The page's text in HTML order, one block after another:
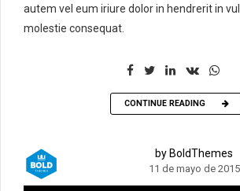
autem vel eum iriure dolor in hendrerit in
molestie consequat.
CONTINUE READING
by BoldThemes
11 de mayo de 2015